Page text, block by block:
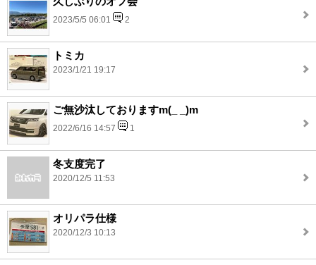
2023/5/5 06:01 2
トミカ
2023/1/21 19:17
ご無沙汰しておりますm(_ _)m
2022/6/16 14:57 1
冬支度完了
2020/12/5 11:53
オリパラ仕様
2020/12/3 10:13